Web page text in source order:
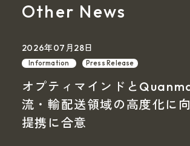
Other News
2026年07月28日
Information Press Release
オプティマインドと
流・輸配送領域の高度化に
提携に合意